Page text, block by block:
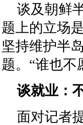
谈及朝鲜
题上的立场
坚持维护半
题。“谁也不
谈就业：
面对记者